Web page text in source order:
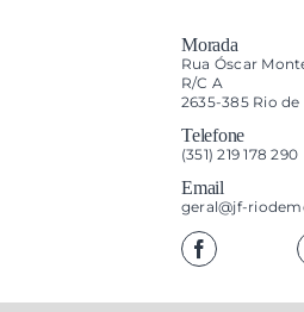
Morada
Rua Óscar
R/C A
2635-385 Rio
Telefone
(351) 219 178 290
Email
geral@jf-